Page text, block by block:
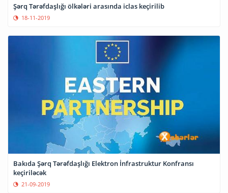
Şərq Tərəfdaşlığı ölkələri arasında iclas keçirilib
18-11-2019
Bakıda Şərq Tərəfdaşlığı Elektron İnfrastruktur Konfransı
keçiriləcək
21-09-2019